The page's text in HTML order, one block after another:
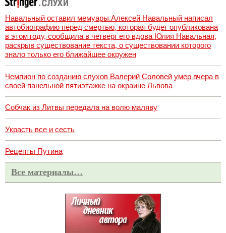
Навальный оставил мемуары.Алексей Навальный написал
автобиографию перед смертью, которая будет опубликована
в этом году, сообщила в четверг его вдова Юлия Навальная,
раскрыв существование текста, о существовании которого
знало только его ближайшее окружен
Чемпион по созданию слухов Валерий Соловей умер вчера в
своей панельной пятиэтажке на окраине Львова
Собчак из Литвы передала на волю маляву
Украсть все и сесть
Рецепты Путина
Все материалы…